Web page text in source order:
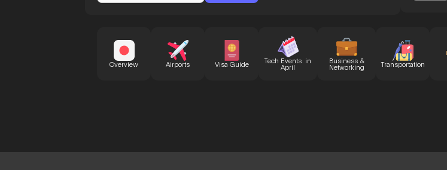
Overview Airports Visa Guide Tech Events in
April
Business &
Networking Transportation